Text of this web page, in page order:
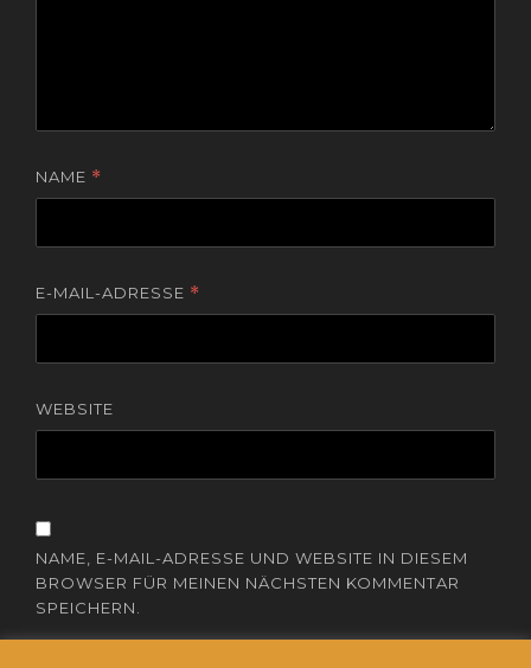
NAME *
E-MAIL-ADRESSE *
WEBSITE
NAME, E-MAIL-ADRESSE UND WEBSITE IN DIESEM
BROWSER FÜR MEINEN NÄCHSTEN KOMMENTAR
SPEICHERN.